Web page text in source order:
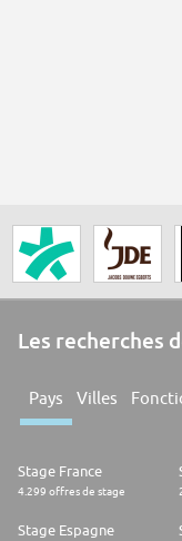
Les recherches
Pays Villes
Stage France
4.299 offres de stage
Stage Espagne